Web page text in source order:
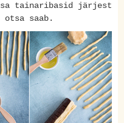
tainaribasid järjest
saab.